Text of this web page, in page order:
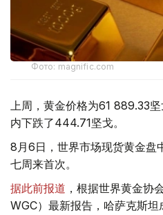
Фото: magnific.com
上周，黄金价格为61 889.33
内下跌了444.71坚戈。
8月6日，世界市场现货黄金
七周来首次。
据此前报道 ，根据世界黄金
WGC）最新报告，哈萨克斯